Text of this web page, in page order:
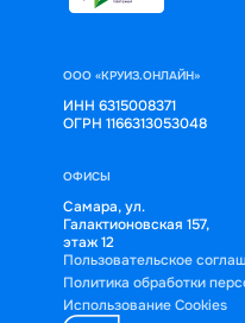
ООО «КРУИЗ.ОНЛАЙН»
ИНН 6315008371
ОГРН 1166313053048
ОФИСЫ
Самара, ул.
Галактионовская 157,
этаж 12
Пользовательское
Политика обработки
Использование Cookies